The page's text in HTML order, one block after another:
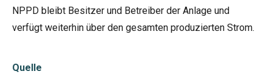
NPPD bleibt Besitzer und Betreiber der Anlage und
verfügt weiterhin über den gesamten produzierten Strom.
Quelle